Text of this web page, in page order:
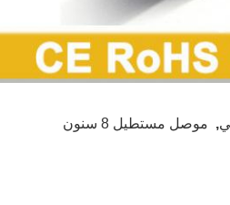
, موصل مستطيل 8 سنون